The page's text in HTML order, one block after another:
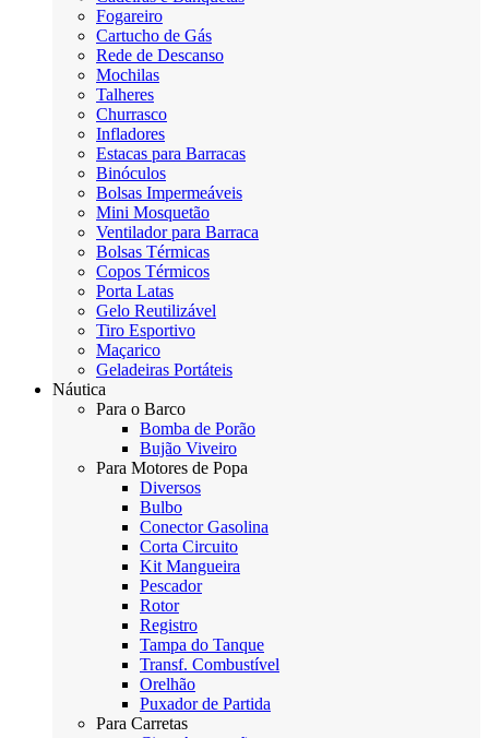
Fogareiro
Cartucho de Gás
Rede de Descanso
Mochilas
Talheres
Churrasco
Infladores
Estacas para Barracas
Binóculos
Bolsas Impermeáveis
Mini Mosquetão
Ventilador para Barraca
Bolsas Térmicas
Copos Térmicos
Porta Latas
Gelo Reutilizável
Tiro Esportivo
Maçarico
Geladeiras Portáteis
Náutica
Para o Barco
Bomba de Porão
Bujão Viveiro
Para Motores de Popa
Diversos
Bulbo
Conector Gasolina
Corta Circuito
Kit Mangueira
Pescador
Rotor
Registro
Tampa do Tanque
Transf. Combustível
Orelhão
Puxador de Partida
Para Carretas